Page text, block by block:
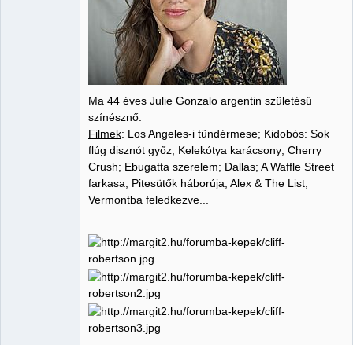
Ma 44 éves Julie Gonzalo argentin születésű
színésznő.
Filmek: Los Angeles-i tündérmese; Kidobós: Sok
flúg disznót győz; Kelekótya karácsony; Cherry
Crush; Ebugatta szerelem; Dallas; A Waffle Street
farkasa; Pitesütők háborúja; Alex & The List;
Vermontba feledkezve...